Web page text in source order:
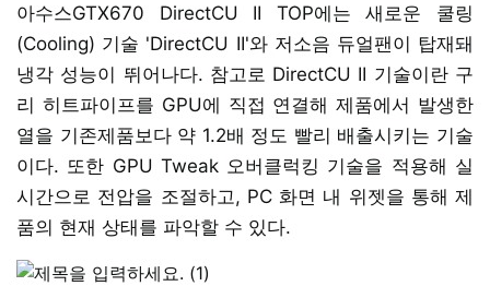
아수스GTX670 DirectCU II TOP에는 새로운 쿨링
(Cooling) 기술 'DirectCU II'와 저소음 듀얼팬이 탑재돼
냉각 성능이 뛰어나다. 참고로 DirectCU II 기술이란 구
리 히트파이프를 GPU에 직접 연결해 제품에서 발생한
열을 기존제품보다 약 1.2배 정도 빨리 배출시키는 기술
이다. 또한 GPU Tweak 오버클럭킹 기술을 적용해 실
시간으로 전압을 조절하고, PC 화면 내 위젯을 통해 제
품의 현재 상태를 파악할 수 있다.